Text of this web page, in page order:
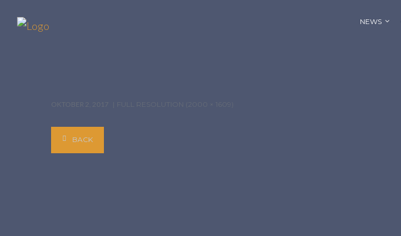
NEWS
OKTOBER 2, 2017 FULL RESOLUTION (2000 × 1609)
BACK